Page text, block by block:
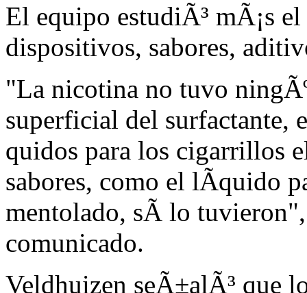
El equipo estudiÃ³ mÃ¡s
dispositivos, sabores,
"La nicotina no tuvo
superficial del surfactante,
quidos para los cigarrillos
sabores, como el lÃ­quido
mentolado, sÃ­ lo
comunicado.
Veldhuizen seÃ±alÃ³ que